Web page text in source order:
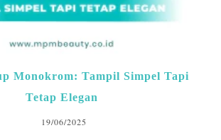
Monokrom: Tampil Simpel Tapi
Tetap Elegan
19/06/2025